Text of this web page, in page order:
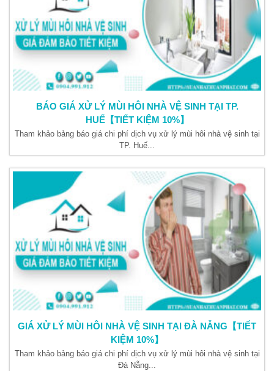
BÁO GIÁ XỬ LÝ MÙI HÔI NHÀ VỆ SINH TẠI TP.
HUẾ【TIẾT KIỆM 10%】
Tham khảo bảng báo giá chi phí dịch vụ xử lý mùi hôi nhà vệ sinh tại
TP. Huế...
GIÁ XỬ LÝ MÙI HÔI NHÀ VỆ SINH TẠI ĐÀ NẴNG【TIẾT
KIỆM 10%】
Tham khảo bảng báo giá chi phí dịch vụ xử lý mùi hôi nhà vệ sinh tại
Đà Nẵng...